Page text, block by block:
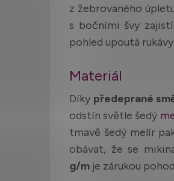
z žebrovaného
s bočními švy
pohled upoutá
Materiál
Díky předeprané
odstín světle šedý
tmavě šedý melír
obávat, že se
g/m je zárukou